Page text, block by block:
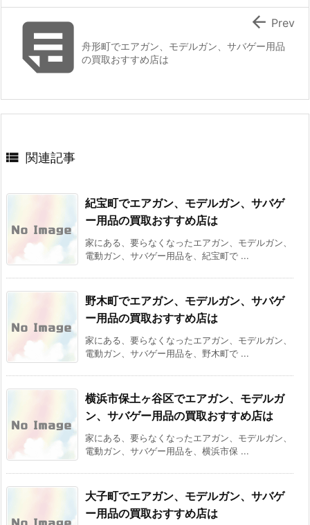
舟形町でエアガン、モデルガン、サバゲー用品
の買取おすすめ店は
 Prev
 関連記事
紀宝町でエアガン、モデルガン、サバゲ
ー用品の買取おすすめ店は
家にある、要らなくなったエアガン、モデルガン、
電動ガン、サバゲー用品を、紀宝町で ...
野木町でエアガン、モデルガン、サバゲ
ー用品の買取おすすめ店は
家にある、要らなくなったエアガン、モデルガン、
電動ガン、サバゲー用品を、野木町で ...
横浜市保土ヶ谷区でエアガン、モデルガ
ン、サバゲー用品の買取おすすめ店は
家にある、要らなくなったエアガン、モデルガン、
電動ガン、サバゲー用品を、横浜市保 ...
大子町でエアガン、モデルガン、サバゲ
ー用品の買取おすすめ店は